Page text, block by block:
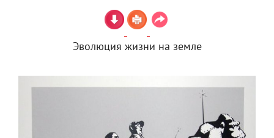
Эволюция жизни на земле